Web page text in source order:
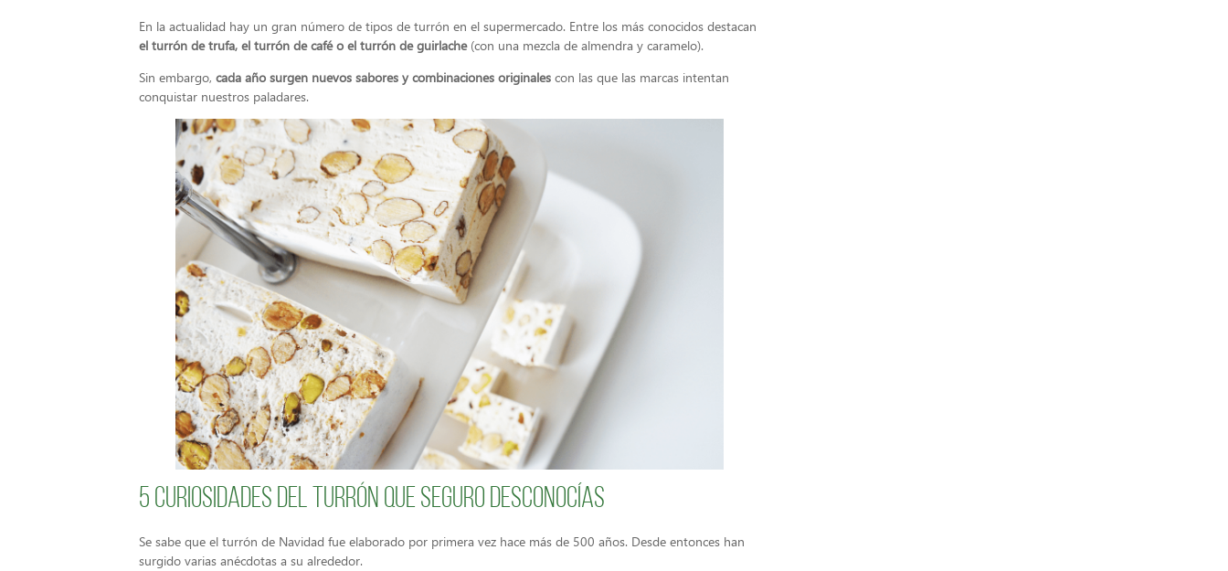
En la actualidad hay un gran número de tipos de turrón en el supermercado. Entre los más conocidos destacan
el turrón de trufa, el turrón de café o el turrón de guirlache (con una mezcla de almendra y caramelo).
Sin embargo, cada año surgen nuevos sabores y combinaciones originales con las que las marcas intentan
conquistar nuestros paladares.
5 Curiosidades del turrón que seguro desconocías
Se sabe que el turrón de Navidad fue elaborado por primera vez hace más de 500 años. Desde entonces han
surgido varias anécdotas a su alrededor.